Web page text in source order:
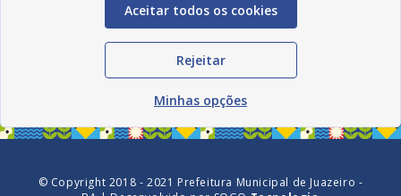
© Copyright 2018 - 2021 Prefeitura Municipal de Juazeiro -
Aceitar todos os cookies
Rejeitar
Minhas opções